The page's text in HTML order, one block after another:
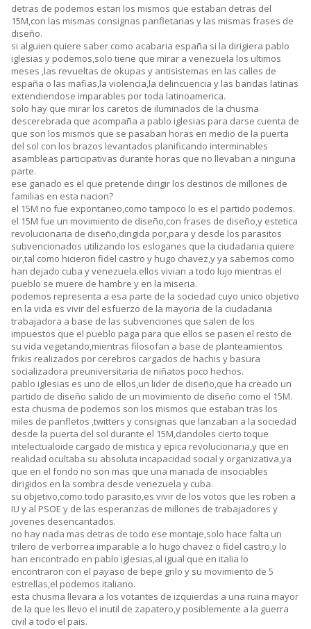
detras de podemos estan los mismos que estaban detras del
15M,con las mismas consignas panfletarias y las mismas frases de
diseño.
si alguien quiere saber como acabaria españa si la dirigiera pablo
iglesias y podemos,solo tiene que mirar a venezuela los ultimos
meses ,las revueltas de okupas y antisistemas en las calles de
españa o las mafias,la violencia,la delincuencia y las bandas latinas
extendiendose imparables por toda latinoamerica.
solo hay que mirar los caretos de iluminados de la chusma
descerebrada que acompaña a pablo iglesias para darse cuenta de
que son los mismos que se pasaban horas en medio de la puerta
del sol con los brazos levantados planificando interminables
asambleas participativas durante horas que no llevaban a ninguna
parte.
ese ganado es el que pretende dirigir los destinos de millones de
familias en esta nacion?
el 15M no fue expontaneo,como tampoco lo es el partido podemos.
el 15M fue un movimiento de diseño,con frases de diseño,y estetica
revolucionaria de diseño,dirigida por,para y desde los parasitos
subvencionados utilizando los esloganes que la ciudadania quiere
oir,tal como hicieron fidel castro y hugo chavez,y ya sabemos como
han dejado cuba y venezuela.ellos vivian a todo lujo mientras el
pueblo se muere de hambre y en la miseria.
podemos representa a esa parte de la sociedad cuyo unico objetivo
en la vida es vivir del esfuerzo de la mayoria de la ciudadania
trabajadora a base de las subvenciones que salen de los
impuestos que el pueblo paga para que ellos se pasen el resto de
su vida vegetando,mientras filosofan a base de planteamientos
frikis realizados por cerebros cargados de hachis y basura
socializadora preuniversitaria de niñatos poco hechos.
pablo iglesias es uno de ellos,un lider de diseño,que ha creado un
partido de diseño salido de un movimiento de diseño como el 15M.
esta chusma de podemos son los mismos que estaban tras los
miles de panfletos ,twitters y consignas que lanzaban a la sociedad
desde la puerta del sol durante el 15M,dandoles cierto toque
intelectualoide cargado de mistica y epica revolucionaria,y que en
realidad ocultaba su absoluta incapacidad social y organizativa,ya
que en el fondo no son mas que una manada de insociables
dirigidos en la sombra desde venezuela y cuba.
su objetivo,como todo parasito,es vivir de los votos que les roben a
IU y al PSOE y de las esperanzas de millones de trabajadores y
jovenes desencantados.
no hay nada mas detras de todo ese montaje,solo hace falta un
trilero de verborrea imparable a lo hugo chavez o fidel castro,y lo
han encontrado en pablo iglesias,al igual que en italia lo
encontraron con el payaso de bepe grilo y su movimiento de 5
estrellas,el podemos italiano.
esta chusma llevara a los votantes de izquierdas a una ruina mayor
de la que les llevo el inutil de zapatero,y posiblemente a la guerra
civil a todo el pais.